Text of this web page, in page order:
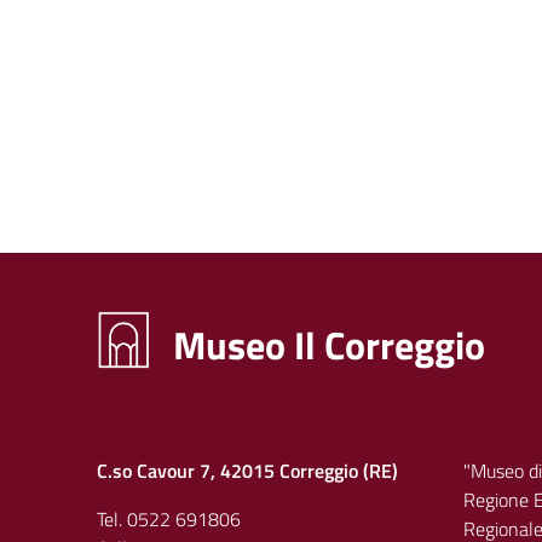
Museo Il Correggio
C.so Cavour 7, 42015 Correggio (RE)
Tel. 0522 691806
"Museo
Regione